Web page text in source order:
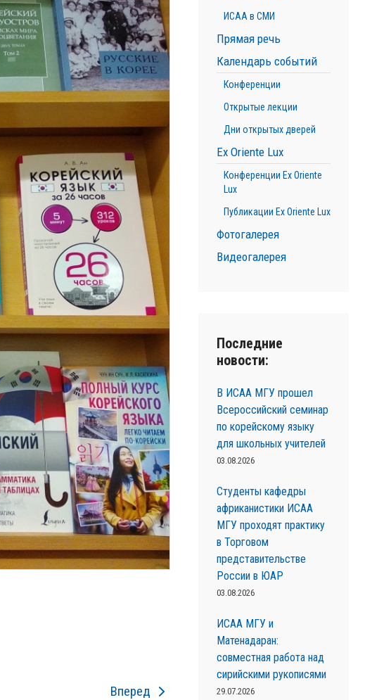
Вперед
ИСАА в СМИ
Прямая речь
Календарь событий
Конференции
Открытые лекции
Дни открытых дверей
Ex Oriente Lux
Конференции Ex Oriente
Lux
Публикации Ex Oriente Lux
Фотогалерея
Видеогалерея
Последние
новости:
В ИСАА МГУ прошел
Всероссийский семинар
по корейскому языку
для школьных учителей
03.08.2026
Студенты кафедры
африканистики ИСАА
МГУ проходят практику
в Торговом
представительстве
России в ЮАР
03.08.2026
ИСАА МГУ и
Матенадаран:
совместная работа над
сирийскими рукописями
29.07.2026